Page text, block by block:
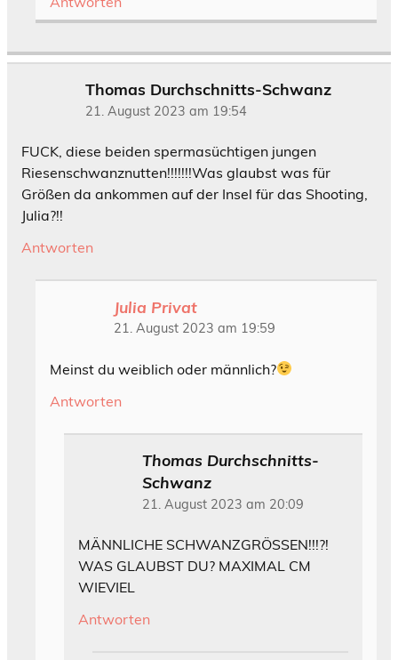
Thomas Durchschnitts-Schwanz
21. August 2023 am 19:54
FUCK, diese beiden spermasüchtigen jungen
Riesenschwanznutten!!!!!!!Was glaubst was für
Größen da ankommen auf der Insel für das Shooting,
Julia?!!
Antworten
Julia Privat
21. August 2023 am 19:59
Meinst du weiblich oder männlich?
Antworten
Thomas Durchschnitts-
Schwanz
21. August 2023 am 20:09
MÄNNLICHE SCHWANZGRÖSSEN!!!?!
WAS GLAUBST DU? MAXIMAL CM
WIEVIEL
Antworten